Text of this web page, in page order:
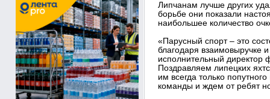
Липчанам лучше других
борьбе они показали
наибольшее количество
«Парусный спорт – это
благодаря взаимовыручке
исполнительный
Поздравляем липецких
им всегда только
команды и ждем от ребят